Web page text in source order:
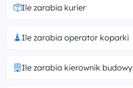
Ile zarabia kurier
Ile zarabia operator koparki
Ile zarabia kierownik budowy